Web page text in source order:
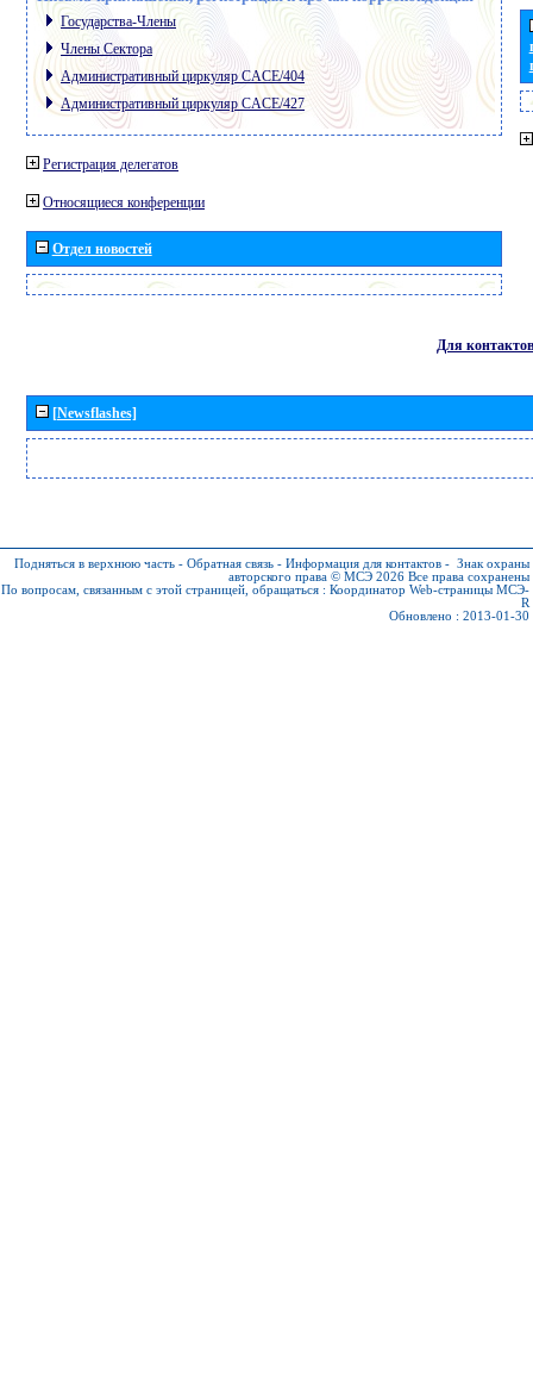
Государства-Члены
Члены Сектора
Административный циркуляр CACE/404
Административный циркуляр CACE/427
Регистрация делегатов
Относящиеся конференции
Отдел новостей
Для контактов
[Newsflashes]
Подняться в верхнюю часть - Обратная связь - Информация для контактов - Знак охраны
авторского права © МСЭ 2026 Все права сохранены
По вопросам, связанным с этой страницей, обращаться : Координатор Web-страницы МСЭ-
R
Обновлено : 2013-01-30